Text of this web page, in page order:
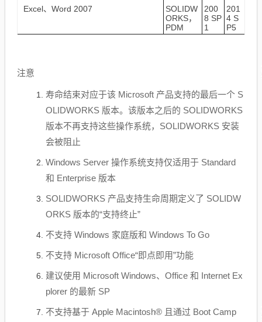
Excel、Word 2007
SOLIDW
ORKS，
PDM
200
8 SP
1
201
4 S
P5
注意
寿命结束对应于该 Microsoft 产品支持的最后一个 S
OLIDWORKS 版本。该版本之后的 SOLIDWORKS
版本不再支持这些操作系统，SOLIDWORKS 安装
会被阻止
Windows Server 操作系统支持仅适用于 Standard
和 Enterprise 版本
SOLIDWORKS 产品支持生命周期定义了 SOLIDW
ORKS 版本的“支持终止”
不支持 Windows 家庭版和 Windows To Go
不支持 Microsoft Office“即点即用”功能
建议使用 Microsoft Windows、Office 和 Internet Ex
plorer 的最新 SP
不支持基于 Apple Macintosh® 且通过 Boot Camp